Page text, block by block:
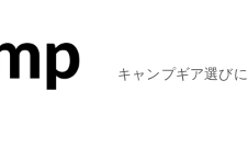
キャンプギア選び